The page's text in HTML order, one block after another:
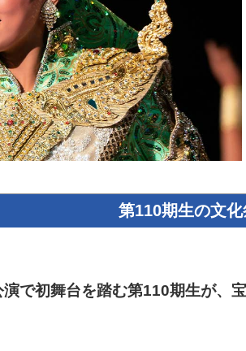
第110期生の文化
で初舞台を踏む第110期生が、